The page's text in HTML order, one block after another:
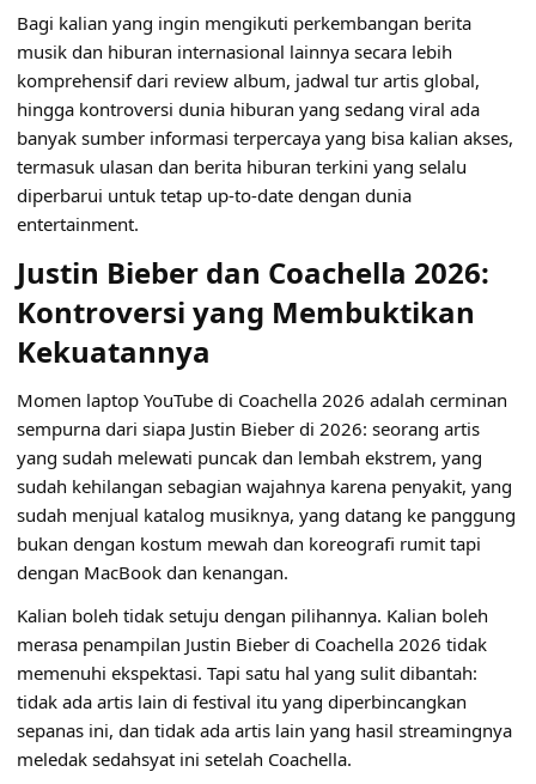
Bagi kalian yang ingin mengikuti perkembangan berita
musik dan hiburan internasional lainnya secara lebih
komprehensif dari review album, jadwal tur artis global,
hingga kontroversi dunia hiburan yang sedang viral ada
banyak sumber informasi terpercaya yang bisa kalian akses,
termasuk ulasan dan berita hiburan terkini yang selalu
diperbarui untuk tetap up-to-date dengan dunia
entertainment.
Justin Bieber dan Coachella 2026:
Kontroversi yang Membuktikan
Kekuatannya
Momen laptop YouTube di Coachella 2026 adalah cerminan
sempurna dari siapa Justin Bieber di 2026: seorang artis
yang sudah melewati puncak dan lembah ekstrem, yang
sudah kehilangan sebagian wajahnya karena penyakit, yang
sudah menjual katalog musiknya, yang datang ke panggung
bukan dengan kostum mewah dan koreografi rumit tapi
dengan MacBook dan kenangan.
Kalian boleh tidak setuju dengan pilihannya. Kalian boleh
merasa penampilan Justin Bieber di Coachella 2026 tidak
memenuhi ekspektasi. Tapi satu hal yang sulit dibantah:
tidak ada artis lain di festival itu yang diperbincangkan
sepanas ini, dan tidak ada artis lain yang hasil streamingnya
meledak sedahsyat ini setelah Coachella.